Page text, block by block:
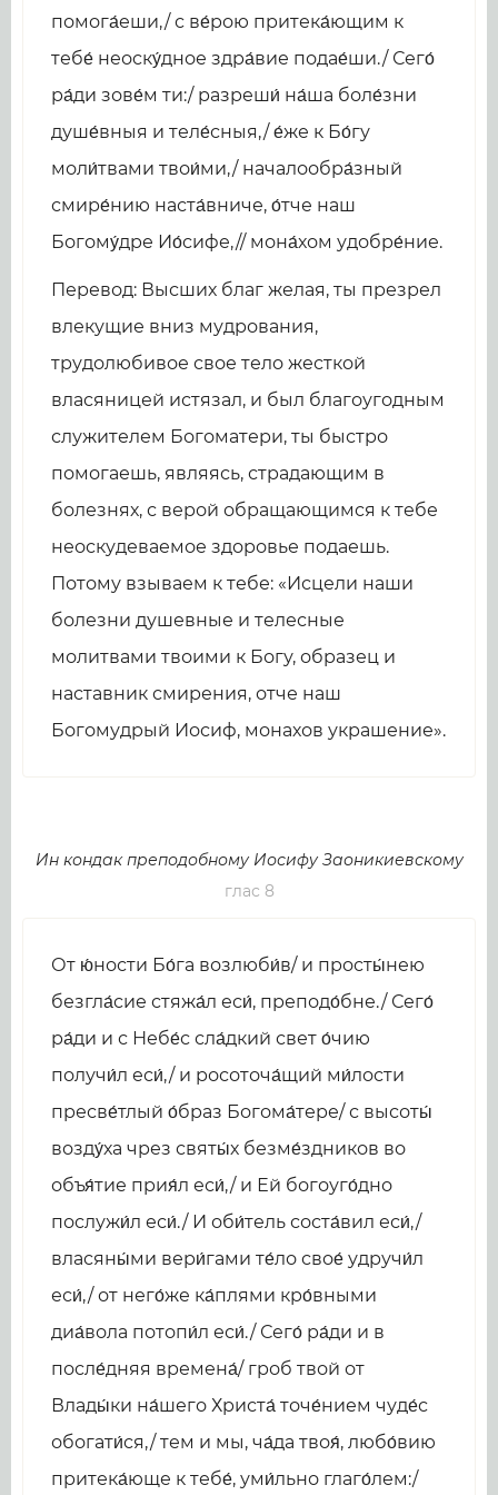
помога́еши,/ с ве́рою притека́ющим к
тебе́ неоску́дное здра́вие подае́ши./ Сего́
ра́ди зове́м ти:/ разреши́ на́ша боле́зни
душе́вныя и теле́сныя,/ е́же к Бо́гу
моли́твами твои́ми,/ началообра́зный
смире́нию наста́вниче, о́тче наш
Богому́дре Ио́сифе,// мона́хом удобре́ние.
Перевод: Высших благ желая, ты презрел
влекущие вниз мудрования,
трудолюбивое свое тело жесткой
власяницей истязал, и был благоугодным
служителем Богоматери, ты быстро
помогаешь, являясь, страдающим в
болезнях, с верой обращающимся к тебе
неоскудеваемое здоровье подаешь.
Потому взываем к тебе: «Исцели наши
болезни душевные и телесные
молитвами твоими к Богу, образец и
наставник смирения, отче наш
Богомудрый Иосиф, монахов украшение».
Ин кондак преподобному Иосифу Заоникиевскому
глас 8
От ю́ности Бо́га возлюби́в/ и просты́нею
безгла́сие стяжа́л еси́, преподо́бне./ Сего́
ра́ди и с Небе́с сла́дкий свет о́чию
получи́л еси́,/ и росоточа́щий ми́лости
пресве́тлый о́браз Богома́тере/ с высоты́
возду́ха чрез святы́х безме́здников во
объя́тие прия́л еси́,/ и Ей богоуго́дно
послужи́л еси́./ И оби́тель соста́вил еси́,/
власяны́ми вери́гами те́ло свое́ удручи́л
еси́,/ от него́же ка́плями кро́вными
диа́вола потопи́л еси́./ Сего́ ра́ди и в
после́дняя времена́/ гроб твой от
Влады́ки на́шего Христа́ точе́нием чуде́с
обогати́ся,/ тем и мы, ча́да твоя́, любо́вию
притека́юще к тебе́, уми́льно глаго́лем:/